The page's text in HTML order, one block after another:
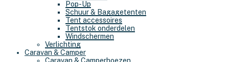
Pop-Up
Schuur & Bagagetenten
Tent accessoires
Tentstok onderdelen
Windschermen
Verlichting
Caravan & Camper